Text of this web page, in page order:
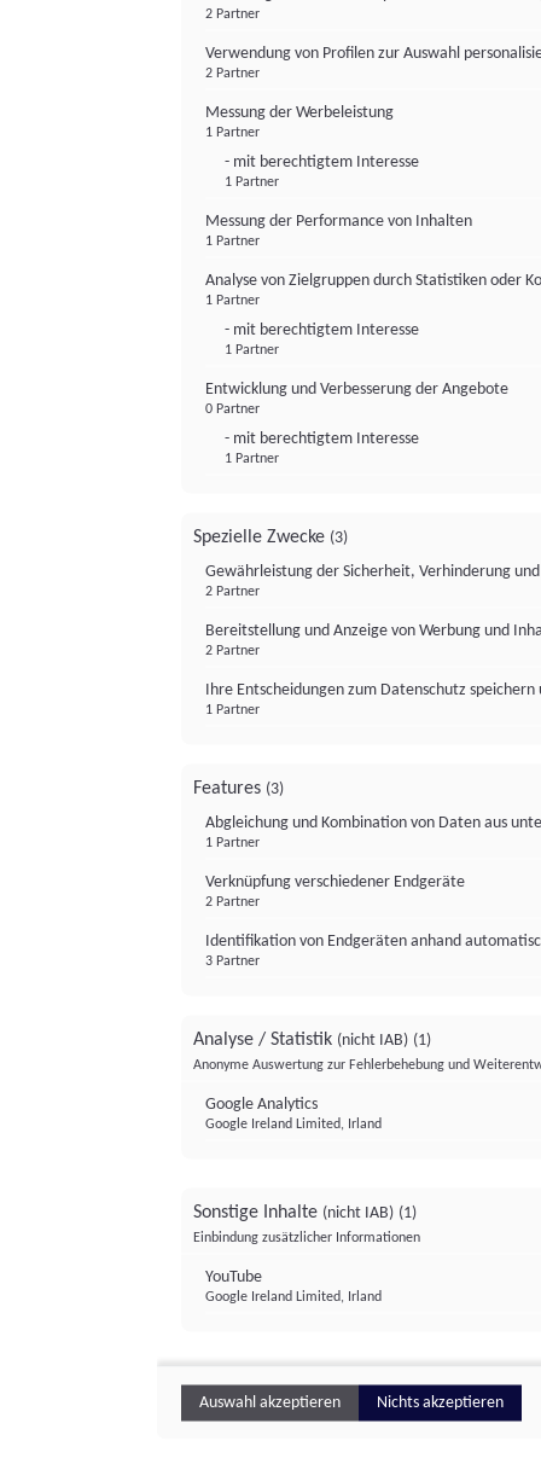
2 Partner
Verwendung von Profilen zur Auswahl
2 Partner
Messung der Werbeleistung
1 Partner
- mit berechtigtem Interesse
1 Partner
Messung der Performance von Inhalten
1 Partner
Analyse von Zielgruppen durch Statistiken oder
1 Partner
- mit berechtigtem Interesse
1 Partner
Entwicklung und Verbesserung der Angebote
0 Partner
- mit berechtigtem Interesse
1 Partner
Spezielle Zwecke (3)
Gewährleistung der Sicherheit, Verhinderung
2 Partner
Bereitstellung und Anzeige von Werbung und
2 Partner
Ihre Entscheidungen zum Datenschutz
1 Partner
Features (3)
Abgleichung und Kombination von Daten aus
1 Partner
Verknüpfung verschiedener Endgeräte
2 Partner
Identifikation von Endgeräten anhand
3 Partner
Analyse / Statistik (nicht IAB) (1)
Anonyme Auswertung zur Fehlerbehebung und
Google Analytics
Google Ireland Limited, Irland
Sonstige Inhalte (nicht IAB) (1)
Einbindung zusätzlicher Informationen
YouTube
Google Ireland Limited, Irland
Auswahl akzeptieren Nichts akzeptieren